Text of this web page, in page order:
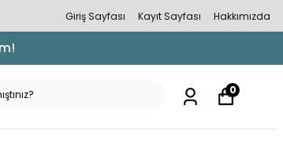
Giriş Sayfası Kayıt Sayfası Hakkımızda
0